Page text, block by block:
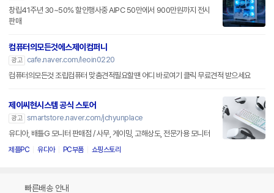
창립41주년 30~50% 할인행사중 AIPC 50만에서 900만원까지 전시
판매
컴퓨터의모든것에스제이컴퍼니
광고
cafe.naver.com/leoin0220
컴퓨터의모든것 조립컴퓨터 맞춤견적필요할땐 어디 바로여기 클릭 무료견적 받으세요
제이씨현시스템 공식 스토어
광고 smartstore.naver.com/jchyunplace
유디아, 배틀G 모니터 판매점 / 사무, 게이밍, 고해상도, 전문가용 모니터
제플PC 유디아 PC부품 쇼핑스토리
빠른배송 안내